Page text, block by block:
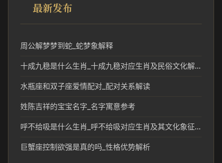
最新发布
周公解梦梦到蛇_蛇梦象解释
十成九稳是什么生肖_十成九稳对应生肖及民俗文化解析
水瓶座和双子座爱情配对_配对关系解读
姓陈吉祥的宝宝名字_名字寓意参考
呼不给吸是什么生肖_呼不给吸对应生肖及其文化象征分析
巨蟹座控制欲强是真的吗_性格优势解析